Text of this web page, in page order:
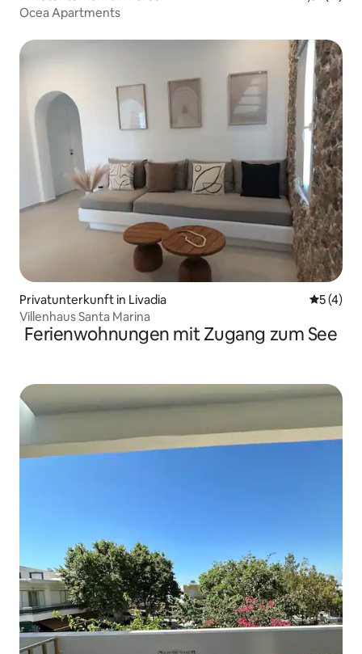
Ocea Apartments
Privatunterkunft in Livadia
5 (4)
Villenhaus Santa Marina
Ferienwohnungen mit Zugang zum See